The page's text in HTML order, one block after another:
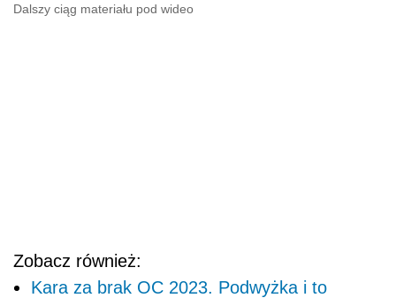
Dalszy ciąg materiału pod wideo
Zobacz również:
Kara za brak OC 2023. Podwyżka i to